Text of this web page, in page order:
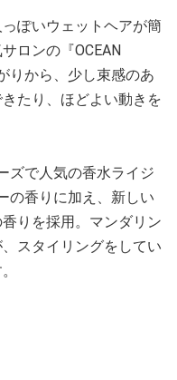
ぽいウェットヘアが簡
ロンの『OCEAN
りから、少し束感のあ
たり、ほどよい動きを
ズで人気の香水ライジ
の香りに加え、新しい
りを採用。マンダリン
スタイリングをしてい